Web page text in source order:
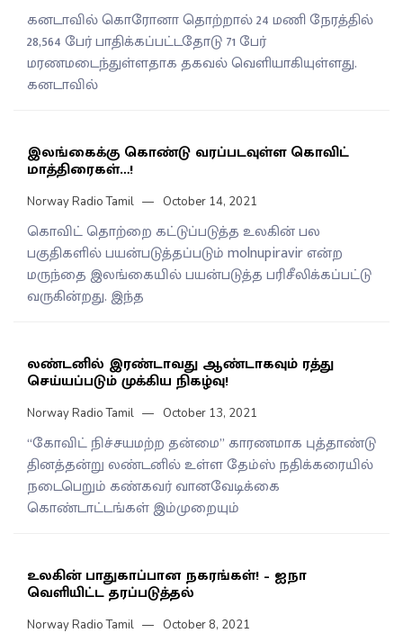
கனடாவில் கொரோனா தொற்றால் 24 மணி நேரத்தில்
28,564 பேர் பாதிக்கப்பட்டதோடு 71 பேர்
மரணமடைந்துள்ளதாக தகவல் வெளியாகியுள்ளது.
கனடாவில்
இலங்கைக்கு கொண்டு வரப்படவுள்ள கொவிட்
மாத்திரைகள்…!
Norway Radio Tamil October 14, 2021
கொவிட் தொற்றை கட்டுப்படுத்த உலகின் பல
பகுதிகளில் பயன்படுத்தப்படும் molnupiravir என்ற
மருந்தை இலங்கையில் பயன்படுத்த பரிசீலிக்கப்பட்டு
வருகின்றது. இந்த
லண்டனில் இரண்டாவது ஆண்டாகவும் ரத்து
செய்யப்படும் முக்கிய நிகழ்வு!
Norway Radio Tamil October 13, 2021
“கோவிட் நிச்சயமற்ற தன்மை” காரணமாக புத்தாண்டு
தினத்தன்று லண்டனில் உள்ள தேம்ஸ் நதிக்கரையில்
நடைபெறும் கண்கவர் வானவேடிக்கை
கொண்டாட்டங்கள் இம்முறையும்
உலகின் பாதுகாப்பான நகரங்கள்! – ஐநா
வெளியிட்ட தரப்படுத்தல்
Norway Radio Tamil October 8, 2021